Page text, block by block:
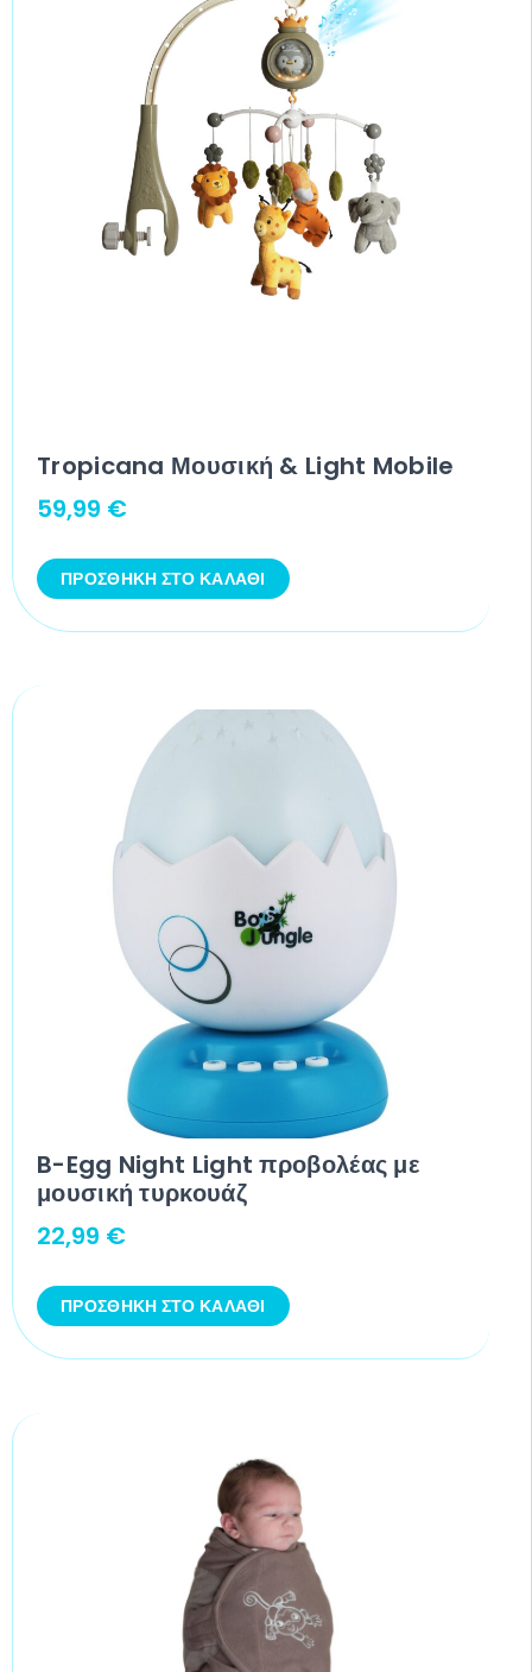
Tropicana Μουσική & Light Mobile
59,99 €
ΠΡΟΣΘΉΚΗ ΣΤΟ ΚΑΛΆΘΙ
B-Egg Night Light προβολέας με
μουσική τυρκουάζ
22,99 €
ΠΡΟΣΘΉΚΗ ΣΤΟ ΚΑΛΆΘΙ